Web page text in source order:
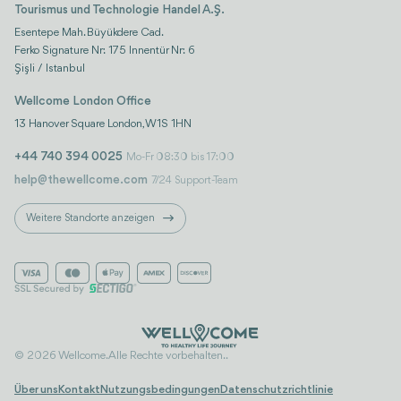
Tourismus und Technologie Handel A.Ş.
Esentepe Mah. Büyükdere Cad.
Ferko Signature Nr: 175 Innentür Nr: 6
Şişli / Istanbul
Wellcome London Office
13 Hanover Square London, W1S 1HN
+44 740 394 0025 Mo-Fr 08:30 bis 17:00
help@thewellcome.com 7/24 Support-Team
Weitere Standorte anzeigen
© 2026 Wellcome. Alle Rechte vorbehalten..
Über uns Kontakt Nutzungsbedingungen Datenschutzrichtlinie